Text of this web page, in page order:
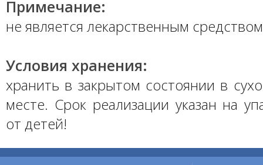
Примечание:
не является лекарственным
Условия хранения:
хранить в закрытом состоянии в
месте. Срок реализации указан на
от детей!